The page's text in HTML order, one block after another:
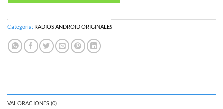
Categoría: RADIOS ANDROID ORIGINALES
VALORACIONES (0)